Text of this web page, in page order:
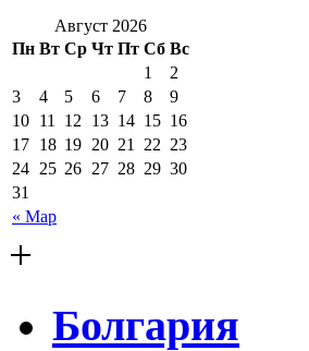
Август 2026
Пн Вт Ср Чт Пт Сб Вс
« Мар
1
2
3
4 5 6 7 8
9
10 11 12 13 14 15 16
17 18 19 20 21 22 23
24 25 26 27 28 29 30
31
+
Болгария